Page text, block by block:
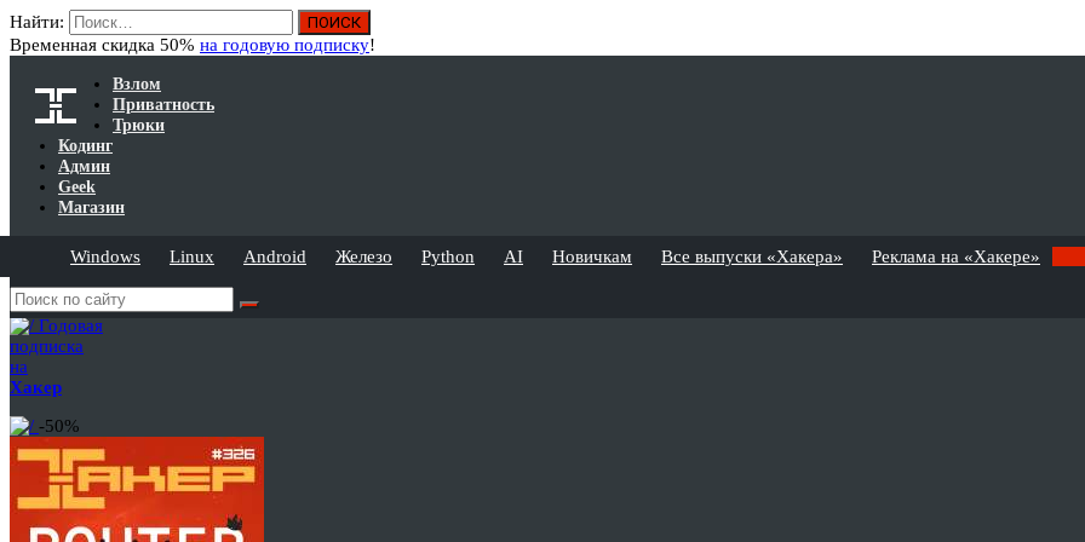
Найти:
Временная скидка 50% на годовую подписку!
Взлом
Приватность
Трюки
Кодинг
Админ
Geek
Магазин
Windows Linux Android Железо Python AI Новичкам Все выпуски «Хакера» Реклама на «Хакере»
Годовая
подписка
на
Хакер
-50%